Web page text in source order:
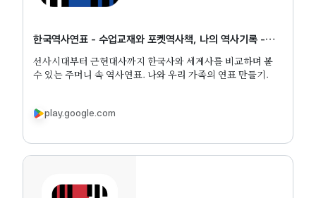
한국역사연표 - 수업교재와 포켓역사책, 나의 역사기록 -
Google Play 앱
선사시대부터 근현대사까지 한국사와 세계사를 비교하며 볼
수 있는 주머니 속 역사연표. 나와 우리 가족의 연표 만들기.
play.google.com